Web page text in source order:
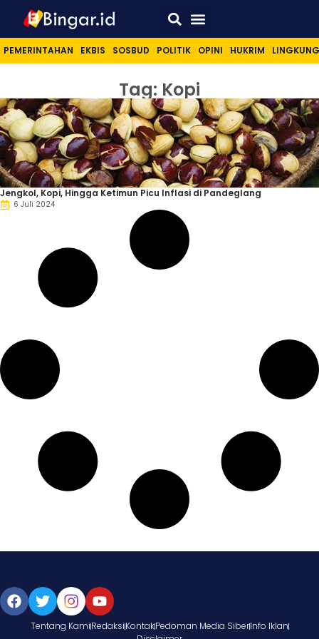
PEMERINTAHAN EKBIS SOSBUD POLITIK OPINI HUKRIM
Tag: Kopi
Jengkol, Kopi, Hingga Ketimun Picu Inflasi di Pandeglang
6 Juli 2024
Tentang KamiRedaksiKontakPedoman Media SiberInfo Iklan